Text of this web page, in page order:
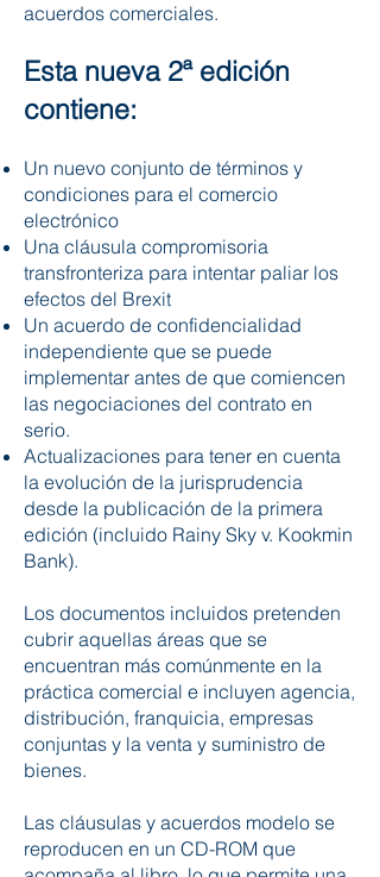
acuerdos comerciales.
Esta nueva 2ª edición
contiene:
Un nuevo conjunto de términos y
condiciones para el comercio
electrónico
Una cláusula compromisoria
transfronteriza para intentar paliar los
efectos del Brexit
Un acuerdo de confidencialidad
independiente que se puede
implementar antes de que comiencen
las negociaciones del contrato en
serio.
Actualizaciones para tener en cuenta
la evolución de la jurisprudencia
desde la publicación de la primera
edición (incluido Rainy Sky v. Kookmin
Bank).
Los documentos incluidos pretenden
cubrir aquellas áreas que se
encuentran más comúnmente en la
práctica comercial e incluyen agencia,
distribución, franquicia, empresas
conjuntas y la venta y suministro de
bienes.
Las cláusulas y acuerdos modelo se
reproducen en un CD-ROM que